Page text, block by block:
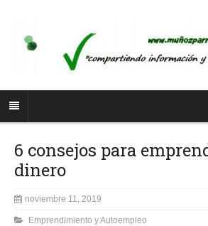
6 consejos para
dinero
noviembre 11, 2019
Emprendimiento y Autoempleo